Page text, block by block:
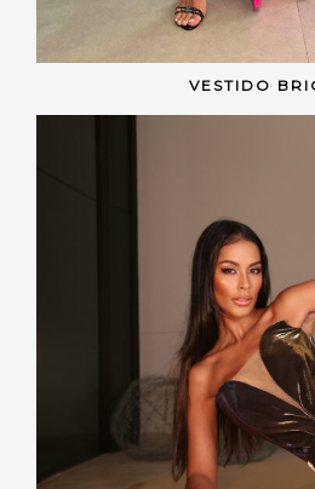
VER
VESTIDO